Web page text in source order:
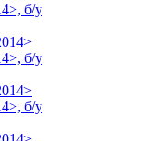
б/у
б/у
б/у